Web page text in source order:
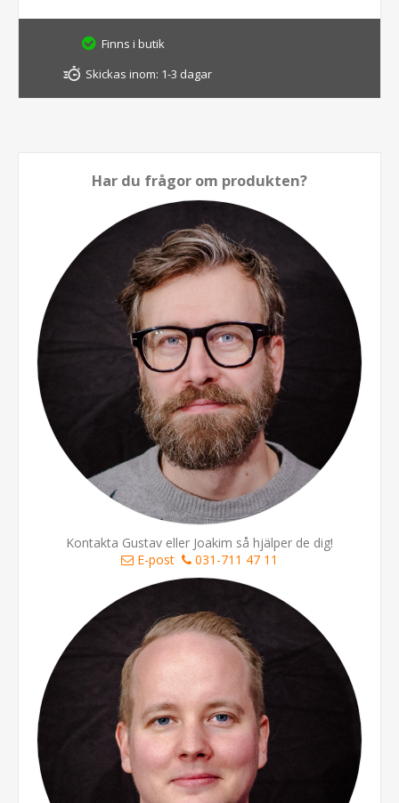
Finns i butik
Skickas inom: 1-3 dagar
Har du frågor om produkten?
Kontakta Gustav eller Joakim så hjälper de dig!
E-post
031-711 47 11